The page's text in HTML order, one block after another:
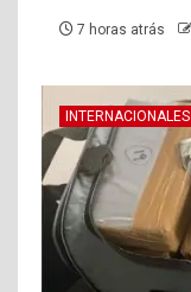
7 horas atrás
INTERNACIONALES